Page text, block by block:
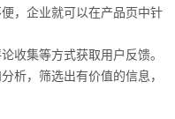
，企业就可以在产品页中针
收集等方式获取用户反馈。
析，筛选出有价值的信息，